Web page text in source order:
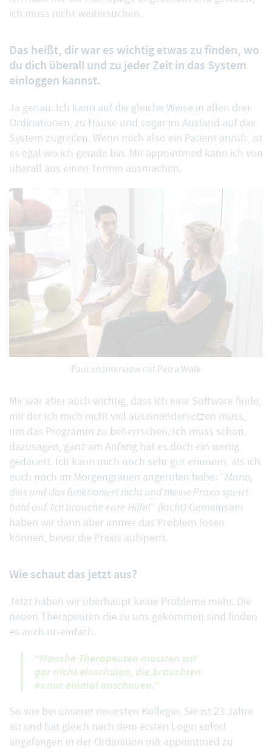
ich muss nicht weitersuchen.
Das heißt, dir war es wichtig etwas zu finden, wo
du dich überall und zu jeder Zeit in das System
einloggen kannst.
Ja genau. Ich kann auf die gleiche Weise in allen drei
Ordinationen, zu Hause und sogar im Ausland auf das
System zugreifen. Wenn mich also ein Patient anruft, ist
es egal wo ich gerade bin. Mit appointmed kann ich von
überall aus einen Termin ausmachen.
Paul im Interview mit Petra Walk
Mir war aber auch wichtig, dass ich eine Software finde,
mit der ich mich nicht viel auseinandersetzen muss,
um das Programm zu beherrschen. Ich muss schon
dazusagen, ganz am Anfang hat es doch ein wenig
gedauert. Ich kann mich noch sehr gut erinnern, als ich
euch noch im Morgengrauen angerufen habe: ”Mario,
dies und das funktioniert nicht und meine Praxis sperrt
bald auf. Ich brauche eure Hilfe!” (lacht) Gemeinsam
haben wir dann aber immer das Problem lösen
können, bevor die Praxis aufsperrt.
Wie schaut das jetzt aus?
Jetzt haben wir überhaupt keine Probleme mehr. Die
neuen Therapeuten die zu uns gekommen sind finden
es auch ur-einfach.
“Manche Therapeuten mussten wir
gar nicht einschulen, die brauchten
es nur einmal anschauen.”
So wie bei unserer neuesten Kollegin. Sie ist 23 Jahre
alt und hat gleich nach dem ersten Login sofort
angefangen in der Ordination mit appointmed zu